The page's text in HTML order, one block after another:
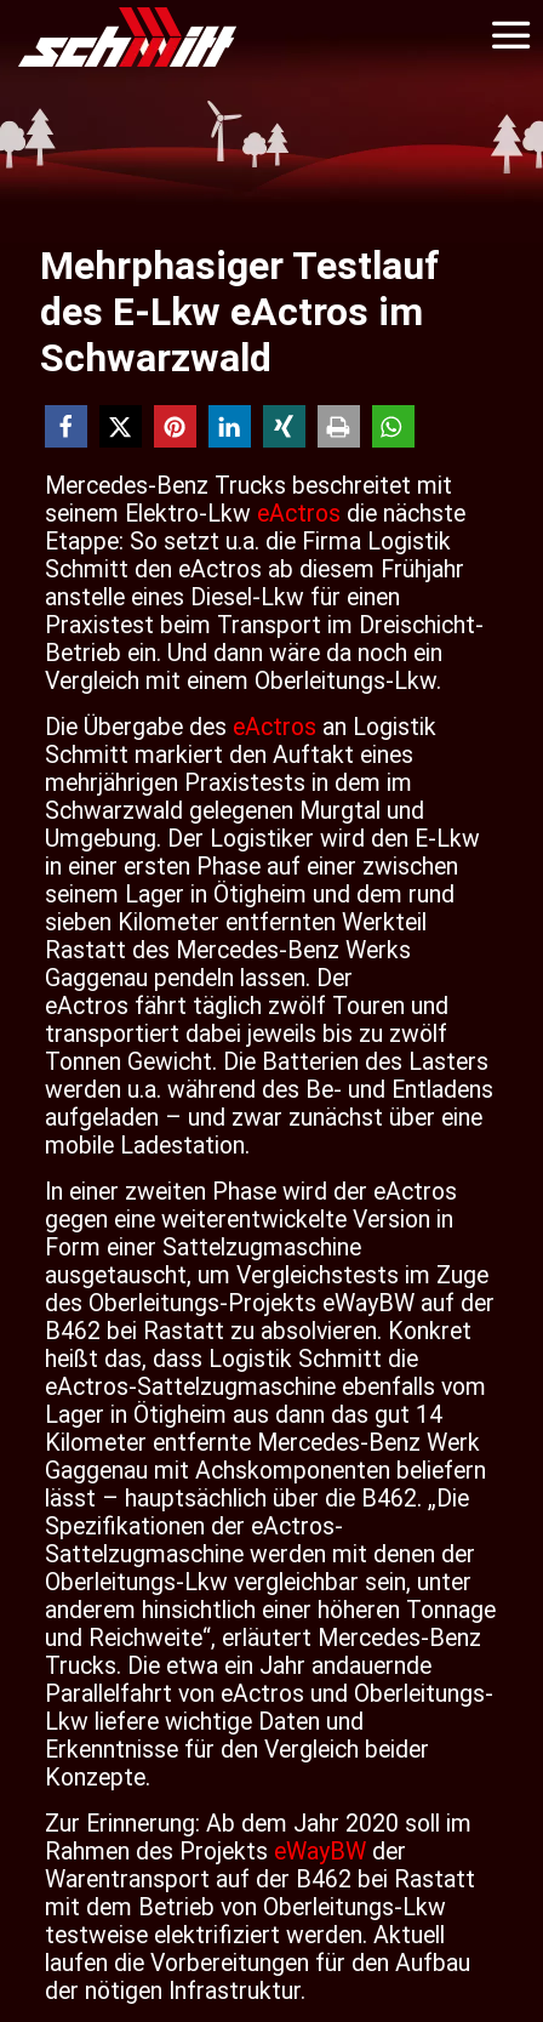
Mehrphasiger Testlauf
des E-Lkw eActros im
Schwarzwald
Mercedes-Benz Trucks beschreitet mit
seinem Elektro-Lkw eActros die nächste
Etappe: So setzt u.a. die Firma Logistik
Schmitt den eActros ab diesem Frühjahr
anstelle eines Diesel-Lkw für einen
Praxistest beim Transport im Dreischicht-
Betrieb ein. Und dann wäre da noch ein
Vergleich mit einem Oberleitungs-Lkw.
Die Übergabe des eActros an Logistik
Schmitt markiert den Auftakt eines
mehrjährigen Praxistests in dem im
Schwarzwald gelegenen Murgtal und
Umgebung. Der Logistiker wird den E-Lkw
in einer ersten Phase auf einer zwischen
seinem Lager in Ötigheim und dem rund
sieben Kilometer entfernten Werkteil
Rastatt des Mercedes-Benz Werks
Gaggenau pendeln lassen. Der
eActros fährt täglich zwölf Touren und
transportiert dabei jeweils bis zu zwölf
Tonnen Gewicht. Die Batterien des Lasters
werden u.a. während des Be- und Entladens
aufgeladen – und zwar zunächst über eine
mobile Ladestation.
In einer zweiten Phase wird der eActros
gegen eine weiterentwickelte Version in
Form einer Sattelzugmaschine
ausgetauscht, um Vergleichstests im Zuge
des Oberleitungs-Projekts eWayBW auf der
B462 bei Rastatt zu absolvieren. Konkret
heißt das, dass Logistik Schmitt die
eActros-Sattelzugmaschine ebenfalls vom
Lager in Ötigheim aus dann das gut 14
Kilometer entfernte Mercedes-Benz Werk
Gaggenau mit Achskomponenten beliefern
lässt – hauptsächlich über die B462. „Die
Spezifikationen der eActros-
Sattelzugmaschine werden mit denen der
Oberleitungs-Lkw vergleichbar sein, unter
anderem hinsichtlich einer höheren Tonnage
und Reichweite“, erläutert Mercedes-Benz
Trucks. Die etwa ein Jahr andauernde
Parallelfahrt von eActros und Oberleitungs-
Lkw liefere wichtige Daten und
Erkenntnisse für den Vergleich beider
Konzepte.
Zur Erinnerung: Ab dem Jahr 2020 soll im
Rahmen des Projekts eWayBWder
Warentransport auf der B462 bei Rastatt
mit dem Betrieb von Oberleitungs-Lkw
testweise elektrifiziert werden. Aktuell
laufen die Vorbereitungen für den Aufbau
der nötigen Infrastruktur.